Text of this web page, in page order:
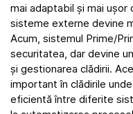
mai adaptabil și mai
sisteme externe devine
Acum, sistemul Prime/
securitatea, dar devine
și gestionarea clădirii.
important în clădirile
eficientă între diferite